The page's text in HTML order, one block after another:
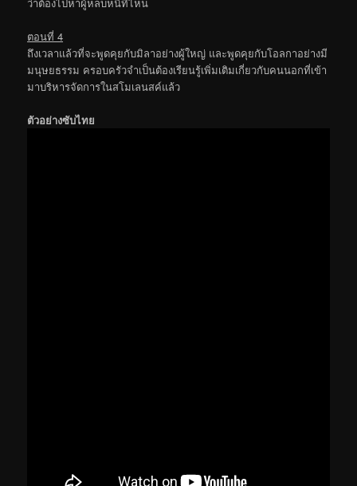
ตอนที่ 4
ถึงเวลาแล้วที่จะพูดคุยกับมิลาอย่างผู้ใหญ่ และพูดคุยกับโอลกาอย่างมี
มนุษยธรรม ครอบครัวจำเป็นต้องเรียนรู้เพิ่มเติมเกี่ยวกับคนนอกที่เข้า
มาบริหารจัดการในสโมเลนสค์แล้ว
ตัวอย่างซับไทย